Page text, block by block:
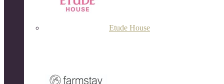
Etude House